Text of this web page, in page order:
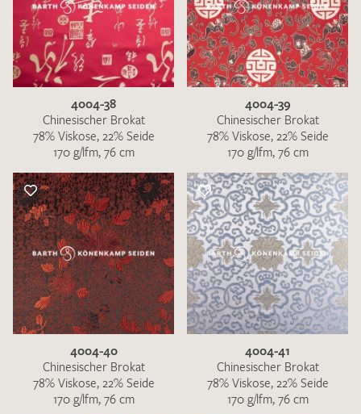
4004-38
Chinesischer Brokat
78% Viskose, 22% Seide
170 g/lfm, 76 cm
4004-39
Chinesischer Brokat
78% Viskose, 22% Seide
170 g/lfm, 76 cm
4004-40
Chinesischer Brokat
78% Viskose, 22% Seide
170 g/lfm, 76 cm
4004-41
Chinesischer Brokat
78% Viskose, 22% Seide
170 g/lfm, 76 cm